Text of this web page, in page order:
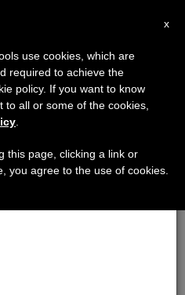
×
haremos la pausa
en el periodo de verano
y también el
x
use cookies, which are
required to achieve the
policy. If you want to know
all or some of the cookies,
this page, clicking a link or
you agree to the use of cookies.